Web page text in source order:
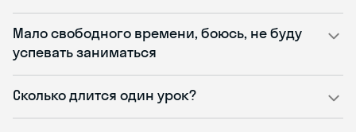
Мало свободного времени, боюсь, не буду
успевать заниматься
Сколько длится один урок?